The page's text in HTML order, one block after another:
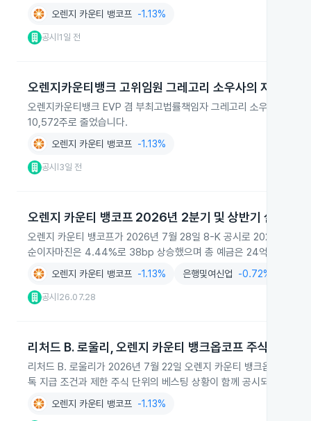
오렌지 카운티 뱅코프 -1.13%
공시 |1일 전
오렌지카운티뱅크 고위임원 그레고리 소우사의 자사주 매
오렌지카운티뱅크 EVP 겸 부최고법률책임자 그레고리 소우사가
10,572주로 줄었습니다.
오렌지 카운티 뱅코프 -1.13%
공시 3일 전
오렌지 카운티 뱅코프 2026년 2분기 및 상반기 실적 발표
오렌지 카운티 뱅코프가 2026년 7월 28일 8-K 공시로 2026년 2분
순이자마진은 4.44%로 38bp 상승했으며 총 예금은 24억 달러, 총
오렌지 카운티 뱅코프 -1.13% 은행및여신업 -0.72%
공시 26.07.28
리처드 B. 로울리, 오렌지 카운티 뱅크옵코프 주식 취득 및
리처드 B. 로울리가 2026년 7월 22일 오렌지 카운티 뱅크옵코프에
톡 지급 조건과 제한 주식 단위의 베스팅 상황이 함께 공시되었습니다.
오렌지 카운티 뱅코프 -1.13%